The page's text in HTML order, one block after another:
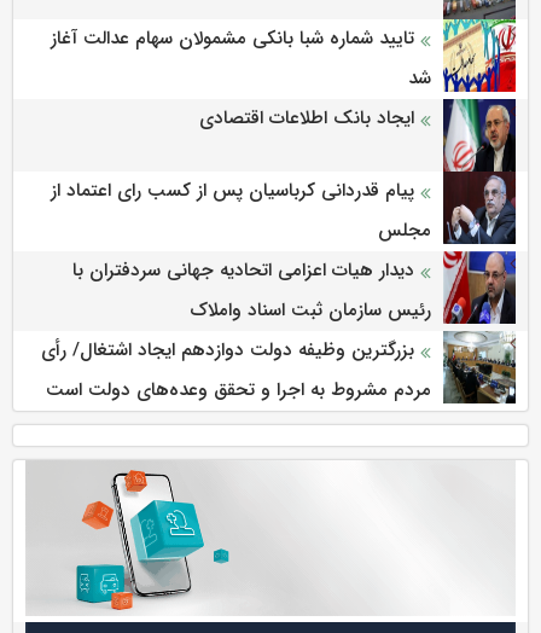
تایید شماره شبا بانکی مشمولان سهام عدالت آغاز
شد
ایجاد بانک اطلاعات اقتصادی
پیام قدردانی کرباسیان پس از کسب رای اعتماد از
مجلس
دیدار هیات اعزامی اتحادیه جهانی سردفتران با
رئیس سازمان ثبت اسناد واملاک
بزرگترین وظیفه دولت دوازدهم ایجاد اشتغال/ رأی
مردم مشروط به اجرا و تحقق وعده‌های دولت است